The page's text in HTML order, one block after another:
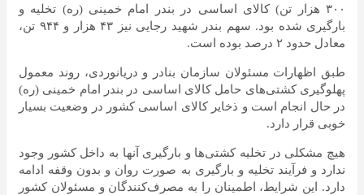
۳۰۰ هزار تن) کالای اساسی در بندر امام خمینی (ره) تخلیه و
بارگیری شده بود. سهم بندر شهید رجایی نیز ۴۳ هزار و ۹۴۴ تن،
معادل حدود ۲ درصد بوده است.
طبق اظهارات مسئولان سازمان بنادر و دریانوردی، روند معمول
پهلوگیری کشتی‌های حامل کالای اساسی در بندر امام خمینی (ره)
در حال انجام است و ذخایر کالای اساسی کشور در وضعیت بسیار
خوبی قرار دارد.
هیچ مشکلی در تخلیه کشتی‌ها و بارگیری آنها به داخل کشور وجود
ندارد و فرآیند تخلیه و بارگیری به صورت روان و بدون وقفه ادامه
دارد. این شرایط، اطمینان را به مصرف‌کنندگان و مسئولان کشور